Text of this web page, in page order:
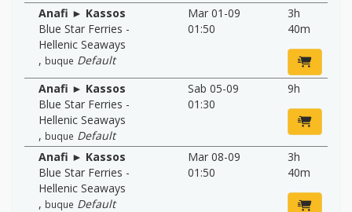
Anafi ► Kassos
Blue Star Ferries -
Hellenic Seaways
, buque Default
Mar 01-09
01:50
3h
40m
Anafi ► Kassos
Blue Star Ferries -
Hellenic Seaways
, buque Default
Sab 05-09
01:30
9h
Anafi ► Kassos
Blue Star Ferries -
Hellenic Seaways
, buque Default
Mar 08-09
01:50
3h
40m